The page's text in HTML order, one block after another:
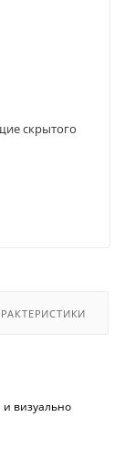
скрытого
и визуально